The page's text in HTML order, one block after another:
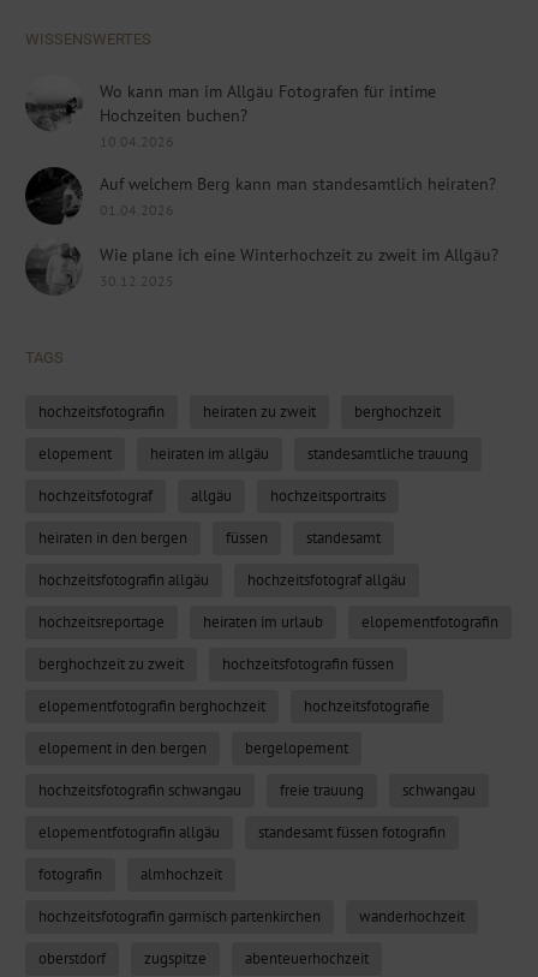
WISSENSWERTES
Wo kann man im Allgäu Fotografen für intime
Hochzeiten buchen?
10.04.2026
Auf welchem Berg kann man standesamtlich heiraten?
01.04.2026
Wie plane ich eine Winterhochzeit zu zweit im Allgäu?
30.12.2025
TAGS
hochzeitsfotografin heiraten zu zweit berghochzeit
elopement heiraten im allgäu standesamtliche trauung
hochzeitsfotograf allgäu hochzeitsportraits
heiraten in den bergen füssen standesamt
hochzeitsfotografin allgäu hochzeitsfotograf allgäu
hochzeitsreportage heiraten im urlaub elopementfotografin
berghochzeit zu zweit hochzeitsfotografin füssen
elopementfotografin berghochzeit hochzeitsfotografie
elopement in den bergen bergelopement
hochzeitsfotografin schwangau freie trauung schwangau
elopementfotografin allgäu standesamt füssen fotografin
fotografin almhochzeit
hochzeitsfotografin garmisch partenkirchen wanderhochzeit
oberstdorf zugspitze abenteuerhochzeit